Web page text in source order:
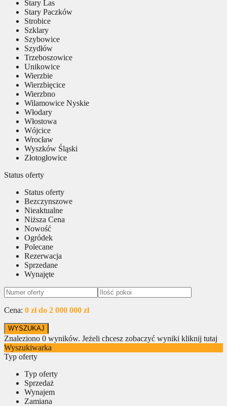
Stary Las
Stary Paczków
Strobice
Szklary
Szybowice
Szydłów
Trzeboszowice
Unikowice
Wierzbie
Wierzbięcice
Wierzbno
Wilamowice Nyskie
Włodary
Włostowa
Wójcice
Wrocław
Wyszków Śląski
Złotogłowice
Status oferty
Status oferty
Bezczynszowe
Nieaktualne
Niższa Cena
Nowość
Ogródek
Polecane
Rezerwacja
Sprzedane
Wynajęte
Cena: 0 zł do 2 000 000 zł
Znaleziono 0 wyników. Jeżeli chcesz zobaczyć wyniki kliknij tutaj
Wyszukiwarka
Typ oferty
Typ oferty
Sprzedaż
Wynajem
Zamiana